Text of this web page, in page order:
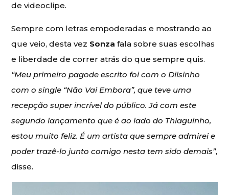
de videoclipe.
Sempre com letras empoderadas e mostrando ao
que veio, desta vez Sonza fala sobre suas escolhas
e liberdade de correr atrás do que sempre quis.
“Meu primeiro pagode escrito foi com o Dilsinho
com o single “Não Vai Embora”, que teve uma
recepção super incrível do público. Já com este
segundo lançamento que é ao lado do Thiaguinho,
estou muito feliz. É um artista que sempre admirei e
poder trazê-lo junto comigo nesta tem sido demais”,
disse.